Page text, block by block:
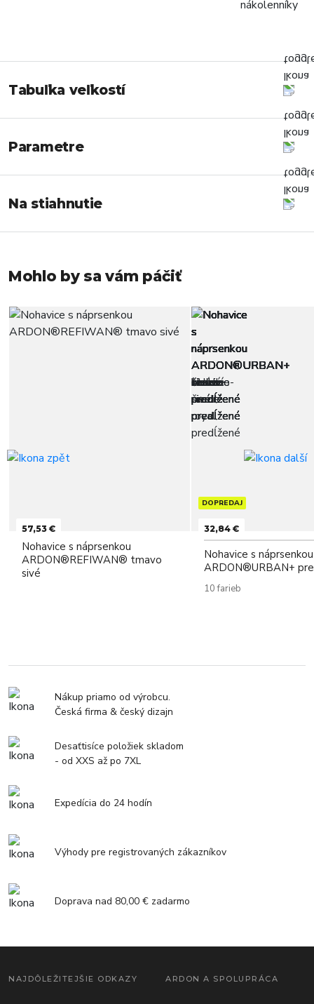
Tabuľka veľkostí
Parametre
Na stiahnutie
Mohlo by sa vám páčiť
57,53 €
Nohavice s náprsenkou
ARDON®REFIWAN® tmavo
sivé
DOPREDAJ
32,84 €
Nohavice s náprsenkou
ARDON®URBAN+
10 farieb
Nákup priamo od výrobcu.
Česká firma & český dizajn
Desaťtisíce položiek skladom
- od XXS až po 7XL
Expedícia do 24 hodín
Výhody pre registrovaných zákazníkov
Doprava nad 80,00 € zadarmo
NAJDÔLEŽITEJŠIE ODKAZY ARDON A SPOLUPRÁCA